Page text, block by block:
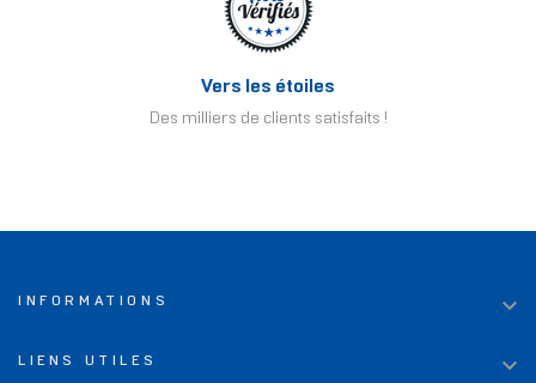
Vers les étoiles
Des milliers de clients satisfaits !
INFORMATIONS 
LIENS UTILES 